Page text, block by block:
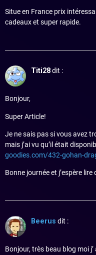
Situe en France prix
cadeaux et super rapide.
Titi28dit :
Bonjour,
Super Article!
Je ne sais pas si vous avez
mais j’ai vu qu’il était
goodies.com/432-gohan-
Bonne journée et j’espère
Beerus dit :
Bonjour, très beau blog moi